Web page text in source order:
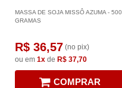
MASSA DE SOJA MISSÔ AZUMA - 500
GRAMAS
R$ 36,57 (no pix)
ou em 1x de R$ 37,70
COMPRAR